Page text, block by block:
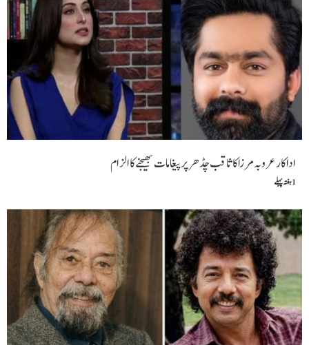
عروبہ مرزا کا ثاقب چڈھر پر پیغامات بھیجنے کا الزام